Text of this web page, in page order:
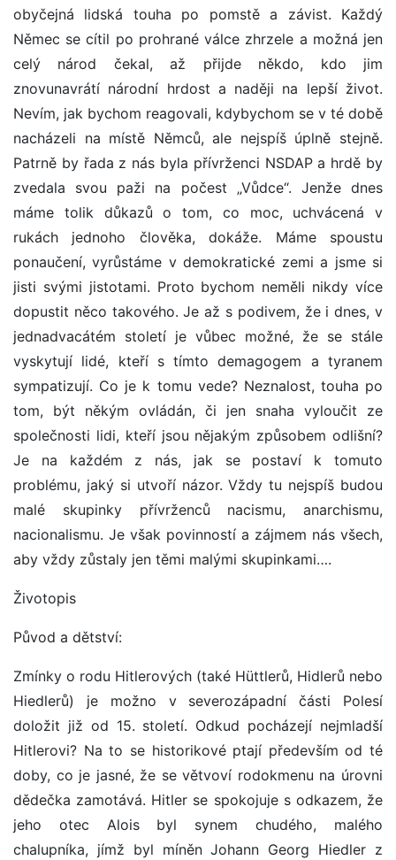
obyčejná lidská touha po pomstě a závist. Každý
Němec se cítil po prohrané válce zhrzele a možná jen
celý národ čekal, až přijde někdo, kdo jim
znovunavrátí národní hrdost a naději na lepší život.
Nevím, jak bychom reagovali, kdybychom se v té době
nacházeli na místě Němců, ale nejspíš úplně stejně.
Patrně by řada z nás byla přívrženci NSDAP a hrdě by
zvedala svou paži na počest „Vůdce“. Jenže dnes
máme tolik důkazů o tom, co moc, uchvácená v
rukách jednoho člověka, dokáže. Máme spoustu
ponaučení, vyrůstáme v demokratické zemi a jsme si
jisti svými jistotami. Proto bychom neměli nikdy více
dopustit něco takového. Je až s podivem, že i dnes, v
jednadvacátém století je vůbec možné, že se stále
vyskytují lidé, kteří s tímto demagogem a tyranem
sympatizují. Co je k tomu vede? Neznalost, touha po
tom, být někým ovládán, či jen snaha vyloučit ze
společnosti lidi, kteří jsou nějakým způsobem odlišní?
Je na každém z nás, jak se postaví k tomuto
problému, jaký si utvoří názor. Vždy tu nejspíš budou
malé skupinky přívrženců nacismu, anarchismu,
nacionalismu. Je však povinností a zájmem nás všech,
aby vždy zůstaly jen těmi malými skupinkami….
Životopis
Původ a dětství:
Zmínky o rodu Hitlerových (také Hüttlerů, Hidlerů nebo
Hiedlerů) je možno v severozápadní části Polesí
doložit již od 15. století. Odkud pocházejí nejmladší
Hitlerovi? Na to se historikové ptají především od té
doby, co je jasné, že se větvoví rodokmenu na úrovni
dědečka zamotává. Hitler se spokojuje s odkazem, že
jeho otec Alois byl synem chudého, malého
chalupníka, jímž byl míněn Johann Georg Hiedler z